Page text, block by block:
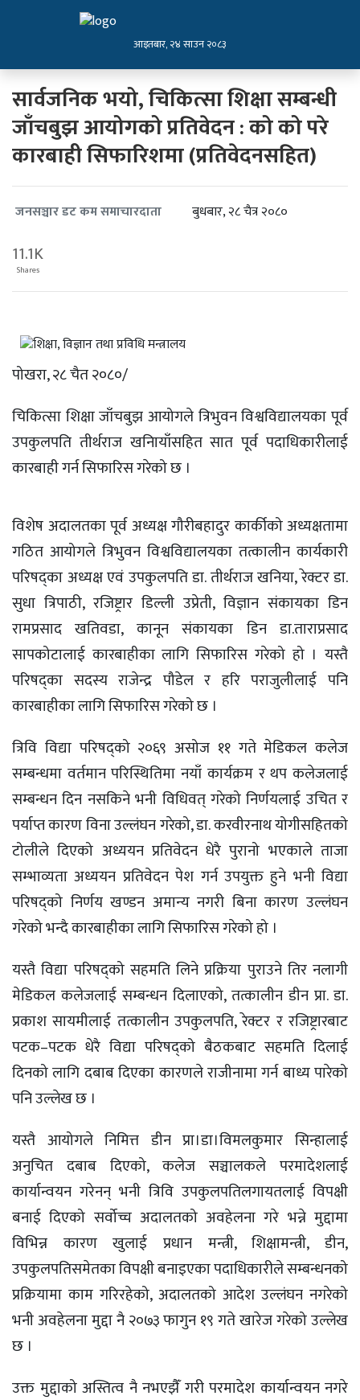
आइतबार, २४ साउन २०८३
सार्वजनिक भयो, चिकित्सा शिक्षा सम्बन्धी
जाँचबुझ आयोगको प्रतिवेदन : को को परे
कारबाही सिफारिशमा (प्रतिवेदनसहित)
जनसञ्चार डट कम समाचारदाता बुधबार, २८ चैत्र २०८०
11.1K
Shares
पोखरा, २८ चैत २०८०/
चिकित्सा शिक्षा जाँचबुझ आयोगले त्रिभुवन विश्वविद्यालयका पूर्व
उपकुलपति तीर्थराज खनिायाँसहित सात पूर्व पदाधिकारीलाई
कारबाही गर्न सिफारिस गरेको छ ।
विशेष अदालतका पूर्व अध्यक्ष गौरीबहादुर कार्कीको अध्यक्षतामा
गठित आयोगले त्रिभुवन विश्वविद्यालयका तत्कालीन कार्यकारी
परिषद्का अध्यक्ष एवं उपकुलपति डा‍. तीर्थराज खनिया, रेक्टर डा.
सुधा त्रिपाठी, रजिष्ट्रार डिल्ली उप्रेती, विज्ञान संकायका डिन
रामप्रसाद खतिवडा, कानून संकायका डिन डा.ताराप्रसाद
सापकोटालाई कारबाहीका लागि सिफारिस गरेको हो । यस्तै
परिषद्का सदस्य राजेन्द्र पौडेल र हरि पराजुलीलाई पनि
कारबाहीका लागि सिफारिस गरेको छ ।
त्रिवि विद्या परिषद्को २०६९ असोज ११ गते मेडिकल कलेज
सम्बन्धमा वर्तमान परिस्थितिमा नयाँ कार्यक्रम र थप कलेजलाई
सम्बन्धन दिन नसकिने भनी विधिवत् गरेको निर्णयलाई उचित र
पर्याप्त कारण विना उल्लंघन गरेको, डा. करवीरनाथ योगीसहितको
टोलीले दिएको अध्ययन प्रतिवेदन धेरै पुरानो भएकाले ताजा
सम्भाव्यता अध्ययन प्रतिवेदन पेश गर्न उपयुक्त हुने भनी विद्या
परिषद्को निर्णय खण्डन अमान्य नगरी बिना कारण उल्लंघन
गरेको भन्दै कारबाहीका लागि सिफारिस गरेको हो ।
यस्तै विद्या परिषद्को सहमति लिने प्रक्रिया पुराउने तिर नलागी
मेडिकल कलेजलाई सम्बन्धन दिलाएको, तत्कालीन डीन प्रा. डा.
प्रकाश सायमीलाई तत्कालीन उपकुलपति, रेक्टर र रजिष्ट्रारबाट
पटक–पटक धेरै विद्या परिषद्को बैठकबाट सहमति दिलाई
दिनको लागि दबाब दिएका कारणले राजीनामा गर्न बाध्य पारेको
पनि उल्लेख छ ।
यस्तै आयोगले निमित्त डीन प्रा।डा।विमलकुमार सिन्हालाई
अनुचित दबाब दिएको, कलेज सञ्चालकले परमादेशलाई
कार्यान्वयन गरेनन् भनी त्रिवि उपकुलपतिलगायतलाई विपक्षी
बनाई दिएको सर्वोच्च अदालतको अवहेलना गरे भन्ने मुद्दामा
विभिन्न कारण खुलाई प्रधान मन्त्री, शिक्षामन्त्री, डीन,
उपकुलपतिसमेतका विपक्षी बनाइएका पदाधिकारीले सम्बन्धनको
प्रक्रियामा काम गरिरहेको, अदालतको आदेश उल्लंघन नगरेको
भनी अवहेलना मुद्दा नै २०७३ फागुन १९ गते खारेज गरेको उल्लेख
छ ।
उक्त मुद्दाको अस्तित्व नै नभएझैँ गरी परमादेश कार्यान्वयन नगरे